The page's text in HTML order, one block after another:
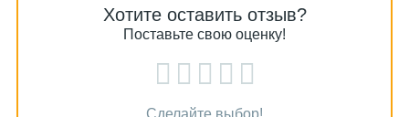
Хотите оставить отзыв?
Поставьте свою оценку!
Сделайте выбор!